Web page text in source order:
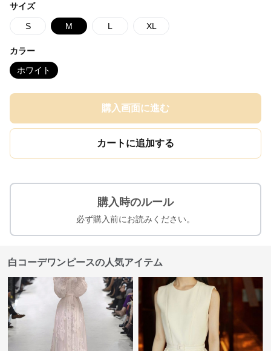
サイズ
S M L XL
カラー
ホワイト
購入画面に進む
カートに追加する
購入時のルール
必ず購入前にお読みください。
白コーデワンピースの人気アイテム